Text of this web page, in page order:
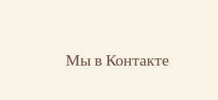
Мы в Контакте